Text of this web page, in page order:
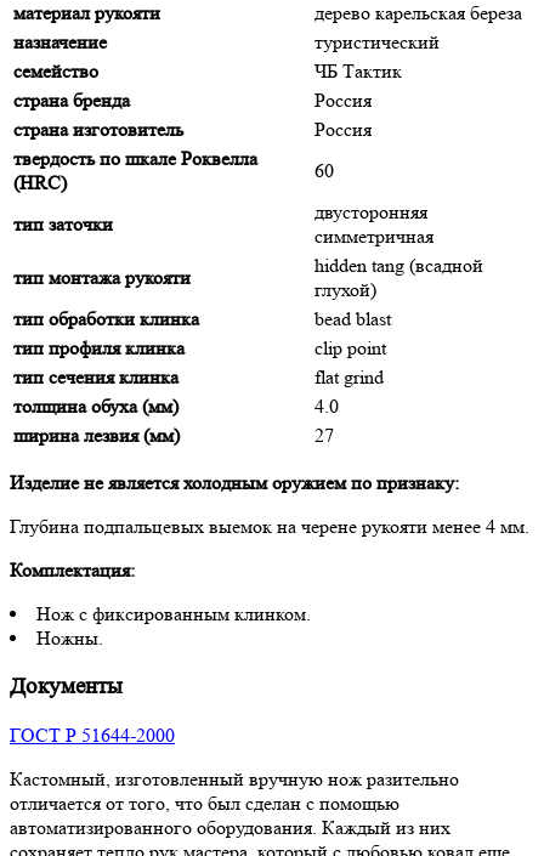
материал рукояти
дерево карельская береза
назначение
туристический
семейство
ЧБ Тактик
страна бренда
Россия
страна изготовитель
Россия
твердость по шкале Роквелла
(HRC)
60
тип заточки
двусторонняя
симметричная
тип монтажа рукояти
hidden tang (всадной
глухой)
тип обработки клинка
bead blast
тип профиля клинка
clip point
тип сечения клинка
flat grind
толщина обуха (мм)
4.0
ширина лезвия (мм)
27
Изделие не является холодным оружием по признаку:
Глубина подпальцевых выемок на черене рукояти менее 4 мм.
Комплектация:
Нож с фиксированным клинком.
Ножны.
Документы
ГОСТ Р 51644-2000
Кастомный, изготовленный вручную нож разительно
отличается от того, что был сделан с помощью
автоматизированного оборудования. Каждый из них
сохраняет тепло рук мастера, который с любовью ковал еще